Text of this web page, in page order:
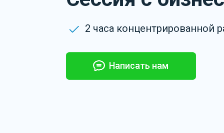
2 часа концентрированной
Написать нам